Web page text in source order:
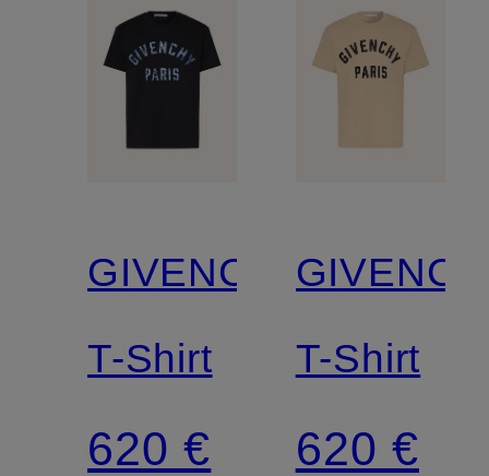
GIVENCHY
T-Shirt
620 €
T-Shirt
620 €